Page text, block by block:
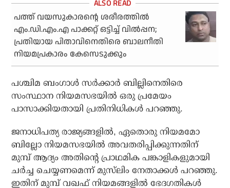
പത്ത് വയസുകാരന്റെ ശരീരത്തിൽ
എം.ഡി.എം.എ പാക്കറ്റ് ഒട്ടിച്ച് വിൽപ്പന;
പ്രതിയായ പിതാവിനെതിരെ ബാലനീതി
നിയമപ്രകാരം കേസെടുക്കും
പശ്ചിമ ബംഗാൾ സർക്കാർ ബില്ലിനെതിരെ
സംസ്ഥാന നിയമസഭയിൽ ഒരു പ്രമേയം
പാസാക്കിയതായി പ്രതിനിധികൾ പറഞ്ഞു.
ജനാധിപത്യ രാജ്യങ്ങളിൽ, ഏതൊരു നിയമമോ
ബില്ലോ നിയമസഭയിൽ അവതരിപ്പിക്കുന്നതിന്
മുമ്പ് ആദ്യം അതിന്റെ പ്രാഥമിക പങ്കാളികളുമായി
ചർച്ച ചെയ്യണമെന്ന് മുസ്‌ലിം നേതാക്കൾ പറഞ്ഞു.
ഇതിന് മുമ്പ് വഖഫ് നിയമങ്ങളിൽ ഭേദഗതികൾ